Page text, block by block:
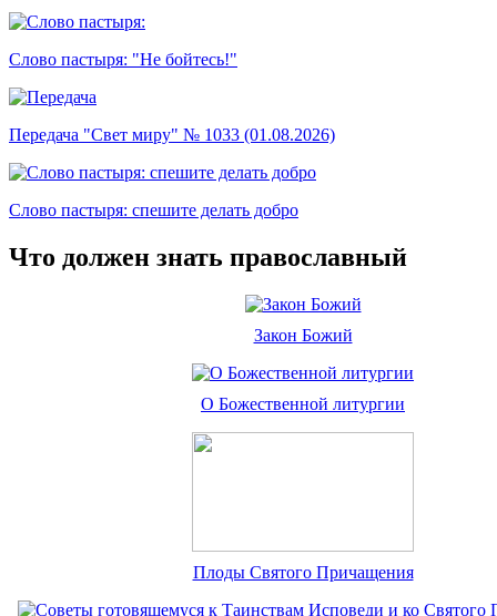
Слово пастыря: "Не бойтесь!"
Передача "Свет миру" № 1033 (01.08.2026)
Слово пастыря: спешите делать добро
Что должен знать православный
Закон Божий
О Божественной литургии
Плоды Святого Причащения